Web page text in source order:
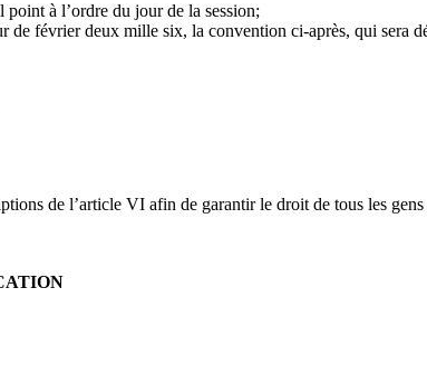
à l’ordre du jour de la session;
février deux mille six, la convention ci-après, qui sera
de l’article VI afin de garantir le droit de tous les